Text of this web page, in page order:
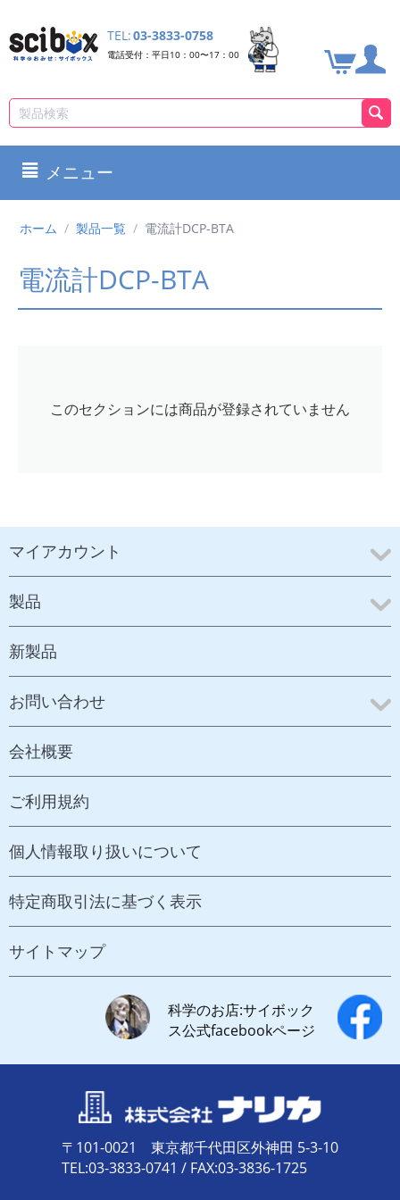
TEL:03-3833-0758
電話受付：平日10：00〜17：00
メニュー
ホーム / 製品一覧 / 電流計DCP-BTA
電流計DCP-BTA
このセクションには商品が登録されていません
マイアカウント
製品
新製品
お問い合わせ
会社概要
ご利用規約
個人情報取り扱いについて
特定商取引法に基づく表示
サイトマップ
科学のお店:サイボック
ス公式facebookページ
〒101-0021 東京都千代田区外神田 5-3-10
TEL:03-3833-0741 / FAX:03-3836-1725